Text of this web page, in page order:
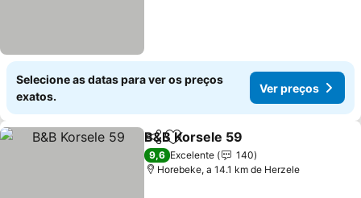
Selecione as datas para ver os preços
exatos.
Ver preços
PartilharAdicionar aos favoritos
B&B Korsele 59
9,6 Excelente
140
Horebeke, a 14.1 km de Herzele